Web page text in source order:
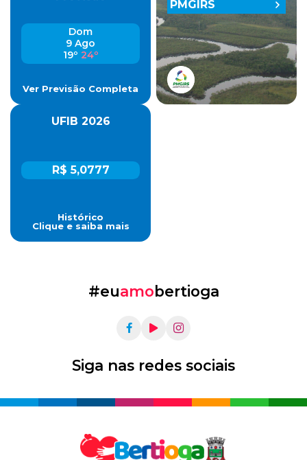
Dom
9 Ago
19º 24º
Ver Previsão Completa
UFIB 2026
R$ 5,0777
Histórico
Clique e saiba mais
PMGIRS
#euamobertioga
Siga nas redes sociais